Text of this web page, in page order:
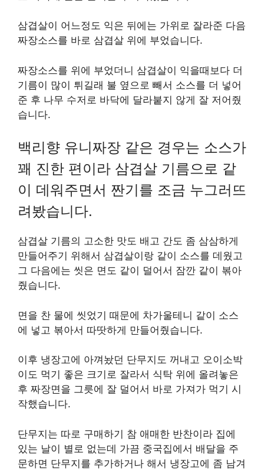
삼겹살이 어느정도 익은 뒤에는 가위로 잘라준 다음
짜장소스를 바로 삼겹살 위에 부었습니다.
짜장소스를 위에 부었더니 삼겹살이 익을때보다 더
기름이 많이 튀길래 불 옆으로 빼서 소스를 더 넣어
준 후 나무 수저로 바닥에 달라붙지 않게 잘 저어줬
습니다.
백리향 유니짜장 같은 경우는 소스가
꽤 진한 편이라 삼겹살 기름으로 같
이 데워주면서 짠기를 조금 누그러뜨
려봤습니다.
삼겹살 기름의 고소한 맛도 배고 간도 좀 삼삼하게
만들어주기 위해서 삼겹살이랑 같이 소스를 데웠고
그 다음에는 씻은 면도 같이 덜어서 잠깐 같이 볶아
줬습니다.
면을 찬 물에 씻었기 때문에 차가울테니 같이 소스
에 넣고 볶아서 따땃하게 만들어줬습니다.
이후 냉장고에 아껴놨던 단무지도 꺼내고 오이소박
이도 먹기 좋은 크기로 잘라서 식탁 위에 올려놓은
후 짜장면을 그릇에 잘 덜어서 바로 가져가 먹기 시
작했습니다.
단무지는 따로 구매하기 참 애매한 반찬이라 집에
있는 날이 별로 없는데 가끔 중국집에서 배달을 주
문하면 단무지를 추가하거나 해서 냉장고에 좀 남겨